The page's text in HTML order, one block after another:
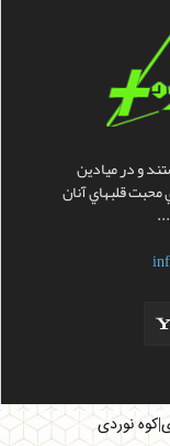
و در ميادين
قلبهاي آنان
|کوه نوردی